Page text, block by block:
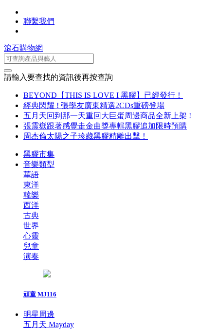
聯繫我們
滾石購物網
請輸入要查找的資訊後再按查詢
BEYOND【THIS IS LOVE I 黑膠】已經發行！
經典閃耀 ! 張學友廣東精選2CDs重磅登場
五月天回到那一天重回大巨蛋周邊商品全新上架 !
張震嶽跟著感覺走金曲獎專輯黑膠追加限時預購
周杰倫太陽之子珍藏黑膠精雕出擊！
黑膠市集
音樂類型
華語
東洋
韓樂
西洋
古典
世界
心靈
兒童
演奏
頑童 MJ116
明星周邊
五月天 Mayday